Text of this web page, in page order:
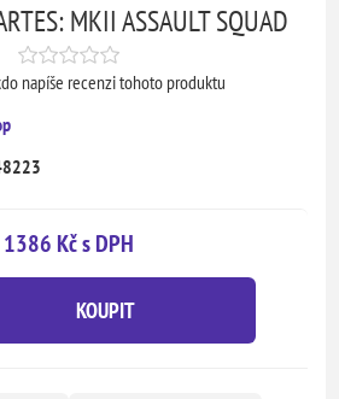
MKII ASSAULT SQUAD
napíše recenzi tohoto produktu
1386 Kč s DPH
KOUPIT